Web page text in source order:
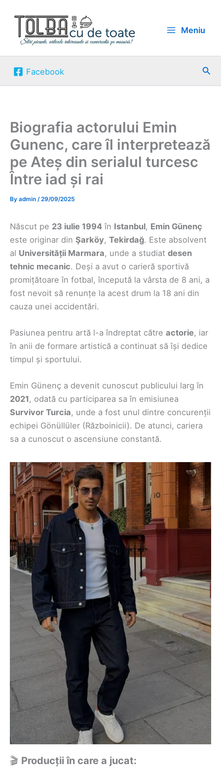
content
Meniu
Facebook
Biografia actorului Emin
Gunenc, care îl interpretează
pe Ateș din serialul turcesc
Între iad și rai
By admin /29/09/2025
Născut pe 23 iulie 1994 în Istanbul, Emin Günenç
este originar din Şarköy, Tekirdağ. Este absolvent
al Universității Marmara, unde a studiat desen
tehnic mecanic. Deși a avut o carieră sportivă
promițătoare în fotbal, începută la vârsta de 8 ani, a
fost nevoit să renunțe la acest drum la 18 ani din
cauza unei accidentări.
Pasiunea pentru artă l-a îndreptat către actorie, iar
în anii de formare artistică a continuat să își dedice
timpul și sportului.
Emin Günenç a devenit cunoscut publicului larg în
2021, odată cu participarea sa în emisiunea
Survivor Turcia, unde a fost unul dintre concurenții
echipei Gönüllüler (Războinicii). De atunci, cariera
sa a cunoscut o ascensiune constantă.
🎬 Producții în care a jucat: